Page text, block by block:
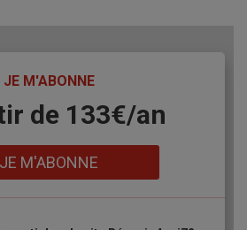
JE M'ABONNE
de 133€/an
JE M'ABONNE